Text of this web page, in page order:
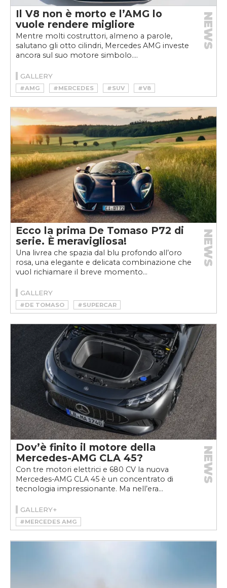
Il V8 non è morto e l’AMG lo
vuole rendere migliore
Mentre molti costruttori, almeno a parole,
salutano gli otto cilindri, Mercedes AMG investe
ancora sul suo motore simbolo....
NEWS
GALLERY
#AMG #MERCEDES #SUV #V8
Ecco la prima De Tomaso P72 di
serie. È meravigliosa!
Una livrea che spazia dal blu profondo all’oro
rosa, una elegante e delicata combinazione che
vuol richiamare il breve momento...
NEWS
GALLERY
#DE TOMASO #SUPERCAR
Dov’è finito il motore della
Mercedes-AMG CLA 45?
Con tre motori elettrici e 680 CV la nuova
Mercedes-AMG CLA 45 è un concentrato di
tecnologia impressionante. Ma nell’era...
NEWS
GALLERY+
#MERCEDES AMG
#MERCEDES-AMG CLA 45 4MATIC+